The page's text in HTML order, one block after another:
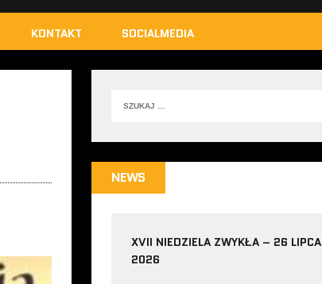
KONTAKT SOCIALMEDIA
NEWS
XVII NIEDZIELA ZWYKŁA – 26 LIPCA
2026